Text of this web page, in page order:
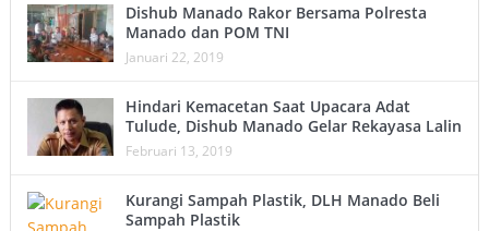
Dishub Manado Rakor Bersama Polresta
Manado dan POM TNI
Januari 22, 2019
Hindari Kemacetan Saat Upacara Adat
Tulude, Dishub Manado Gelar Rekayasa Lalin
Februari 13, 2019
Kurangi Sampah Plastik, DLH Manado Beli
Sampah Plastik